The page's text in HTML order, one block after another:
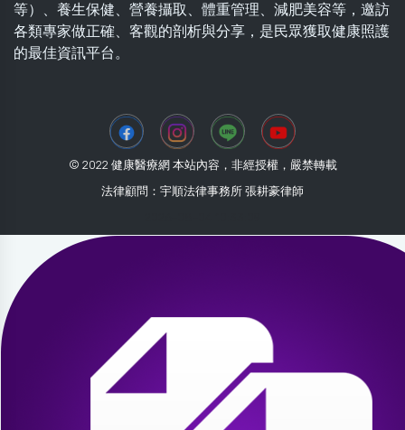
等）、養生保健、營養攝取、體重管理、減肥美容等，邀訪
各類專家做正確、客觀的剖析與分享，是民眾獲取健康照護
的最佳資訊平台。
© 2022 健康醫療網 本站內容，非經授權，嚴禁轉載
法律顧問：宇順法律事務所 張耕豪律師